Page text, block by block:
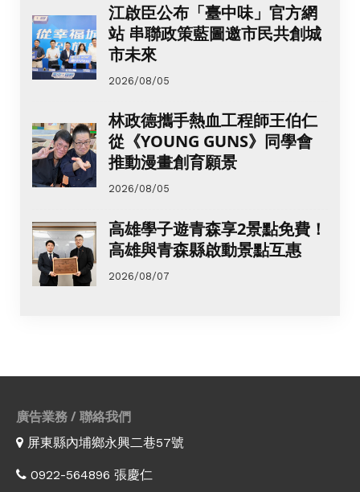
江啟臣公布「臺中味」官方網
站 串聯政策藍圖邀市民共創城
市未來
2026/08/05
林政德攜手熱血工程師王伯仁
從《YOUNG GUNS》同學會
推動漫畫創育願景
2026/08/05
高雄學子遊青森享2景點免費！
高雄與青森縣啟動景點互惠
2026/08/07
廣告業務 / 聯絡我們
屏東縣內埔鄉永興二巷57號
0922-564896 張慶仁